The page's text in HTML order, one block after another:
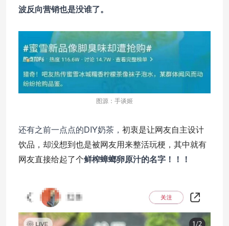
波反向营销也是没谁了。
图源：手谈姬
还有之前一点点的DIY奶茶， 初衷是让网友自主设计
饮品，却没想到也是被网友用来整活玩梗，其中就有
网友直接给起了个鲜榨蟑螂卵原汁的名字！！！